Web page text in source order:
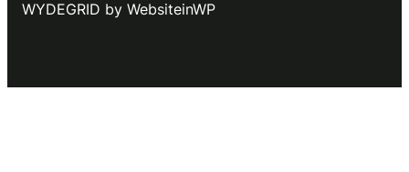
WYDEGRID by WebsiteinWP